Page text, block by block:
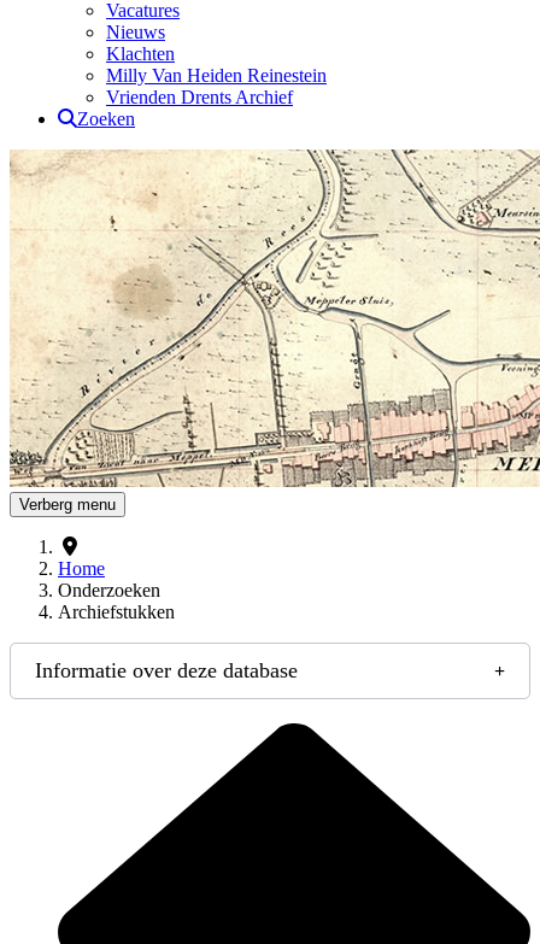
Vacatures
Nieuws
Klachten
Milly Van Heiden Reinestein
Vrienden Drents Archief
Zoeken
Drents Archief
Verberg menu
Home
Onderzoeken
Archiefstukken
Informatie over deze database